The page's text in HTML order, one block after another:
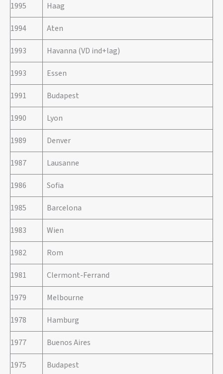
1995 Haag
1994 Aten
1993 Havanna (VD ind+lag)
1993 Essen
1991 Budapest
1990 Lyon
1989 Denver
1987 Lausanne
1986 Sofia
1985 Barcelona
1983 Wien
1982 Rom
1981 Clermont-Ferrand
1979 Melbourne
1978 Hamburg
1977 Buenos Aires
1975 Budapest